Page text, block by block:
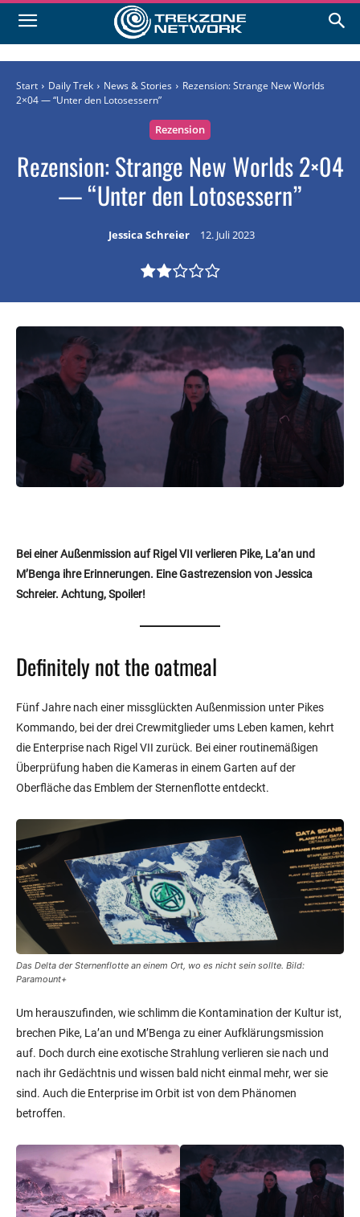
Start Daily Trek News & Stories
Rezension: Strange New Worlds
2×04 — “Unter den Lotosessern”
Rezension
Rezension: Strange New Worlds 2×04
— “Unter den Lotosessern”
Jessica Schreier 12. Juli 2023
Bei einer Außenmission auf Rigel VII verlieren Pike, La’an und
M’Benga ihre Erinnerungen. Eine Gastrezension von Jessica
Schreier. Achtung, Spoiler!
Definitely not the oatmeal
Fünf Jahre nach einer missglückten Außenmission unter Pikes
Kommando, bei der drei Crewmitglieder ums Leben kamen, kehrt
die Enterprise nach Rigel VII zurück. Bei einer routinemäßigen
Überprüfung haben die Kameras in einem Garten auf der
Oberfläche das Emblem der Sternenflotte entdeckt.
Das Delta der Sternenflotte an einem Ort, wo es nicht sein sollte. Bild:
Paramount+
Um herauszufinden, wie schlimm die Kontamination der Kultur ist,
brechen Pike, La’an und M’Benga zu einer Aufklärungsmission
auf. Doch durch eine exotische Strahlung verlieren sie nach und
nach ihr Gedächtnis und wissen bald nicht einmal mehr, wer sie
sind. Auch die Enterprise im Orbit ist von dem Phänomen
betroffen.